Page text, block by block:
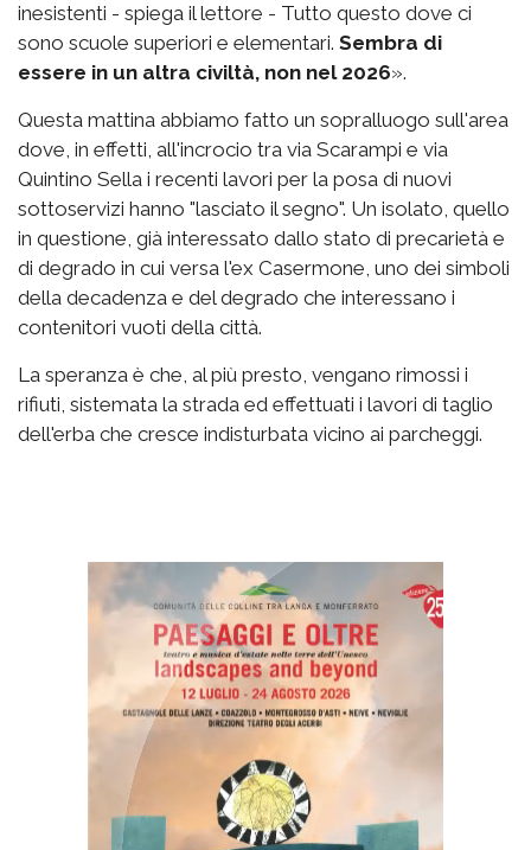
inesistenti - spiega il lettore - Tutto questo dove ci
sono scuole superiori e elementari. Sembra di
essere in un altra civiltà, non nel 2026».
Questa mattina abbiamo fatto un sopralluogo sull'area
dove, in effetti, all'incrocio tra via Scarampi e via
Quintino Sella i recenti lavori per la posa di nuovi
sottoservizi hanno "lasciato il segno". Un isolato, quello
in questione, già interessato dallo stato di precarietà e
di degrado in cui versa l'ex Casermone, uno dei simboli
della decadenza e del degrado che interessano i
contenitori vuoti della città.
La speranza è che, al più presto, vengano rimossi i
rifiuti, sistemata la strada ed effettuati i lavori di taglio
dell'erba che cresce indisturbata vicino ai parcheggi.